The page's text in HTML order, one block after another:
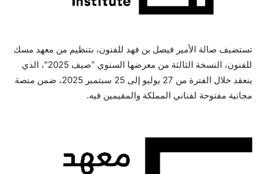
تستضيف صالة الأمير فيصل بن فهد للفنون، بتنظيم من معهد مسك
للفنون، النسخة الثالثة من معرضها السنوي “صيف 2025″، الذي
ينعقد خلال ال
فترة من 27 يوليو إلى 25 سبتمبر 2025، ضمن منصة
مجانية مفتوحة لفناني المملكة والمقيمين فيه.